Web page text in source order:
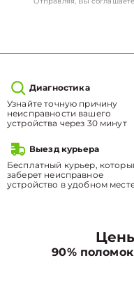
Диагностика
Узнайте точную причину
неисправности вашего
устройства через 30 минут
Выезд курьера
Бесплатный курьер,
заберет неисправное
устройство в удобном
90%